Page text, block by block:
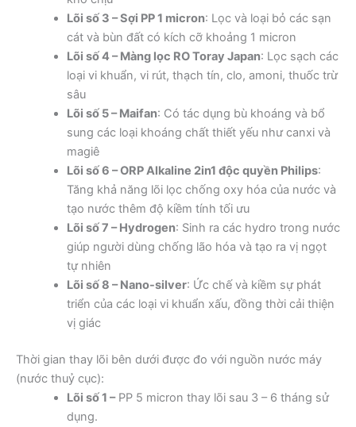
Lõi số 3 – Sợi PP 1 micron: Lọc và loại bỏ các sạn
cát và bùn đất có kích cỡ khoảng 1 micron
Lõi số 4 – Màng lọc RO Toray Japan: Lọc sạch các
loại vi khuẩn, vi rút, thạch tín, clo, amoni, thuốc trừ
sâu
Lõi số 5 – Maifan: Có tác dụng bù khoáng và bổ
sung các loại khoáng chất thiết yếu như canxi và
magiê
Lõi số 6 – ORP Alkaline 2in1 độc quyền Philips:
Tăng khả năng lõi lọc chống oxy hóa của nước và
tạo nước thêm độ kiềm tính tối ưu
Lõi số 7 – Hydrogen: Sinh ra các hydro trong nước
giúp người dùng chống lão hóa và tạo ra vị ngọt
tự nhiên
Lõi số 8 – Nano-silver: Ức chế và kiềm sự phát
triển của các loại vi khuẩn xấu, đồng thời cải thiện
vị giác
Thời gian thay lõi bên dưới được đo với nguồn nước máy
(nước thuỷ cục):
Lõi số 1 –PP 5 micron thay lõi sau 3 – 6 tháng sử
dụng.